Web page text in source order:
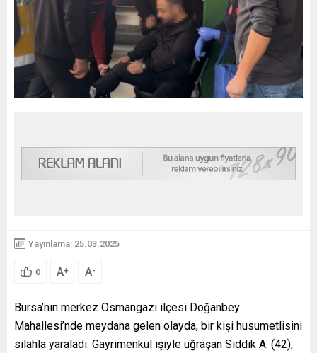
Yayınlama: 25.03.2025
0 A+ A-
Bursa’nın merkez Osmangazi ilçesi Doğanbey
Mahallesi’nde meydana gelen olayda, bir kişi husumetlisini
silahla yaraladı. Gayrimenkul işiyle uğraşan Sıddık A. (42),